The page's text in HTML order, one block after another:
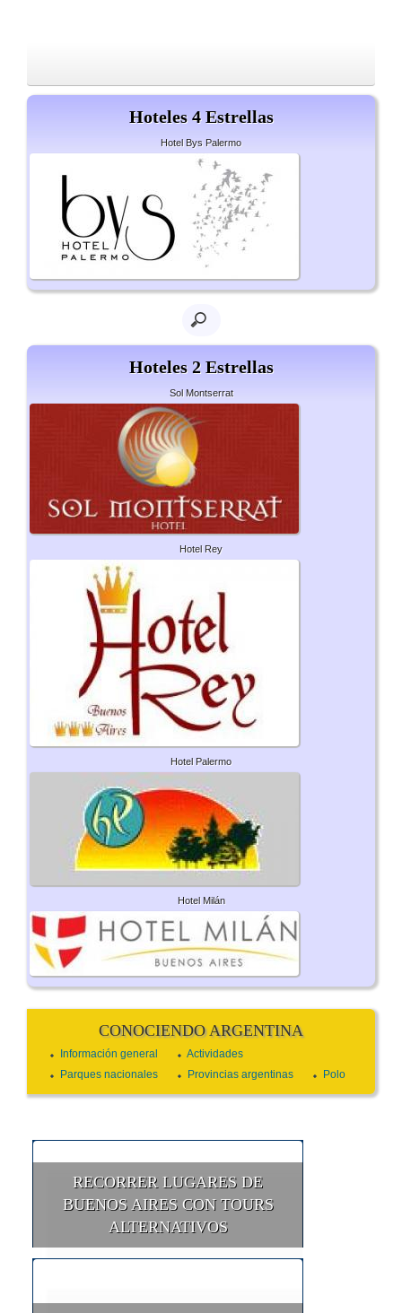
Hoteles 4 Estrellas
Hotel Bys Palermo
Hoteles 2 Estrellas
Sol Montserrat
Hotel Rey
Hotel Palermo
Hotel Milán
CONOCIENDO ARGENTINA
Información general
Actividades
Parques nacionales
Provincias argentinas Polo
RECORRER LUGARES DE
BUENOS AIRES CON TOURS
ALTERNATIVOS